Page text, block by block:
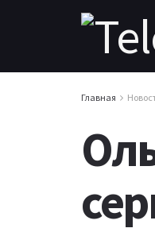
Главная